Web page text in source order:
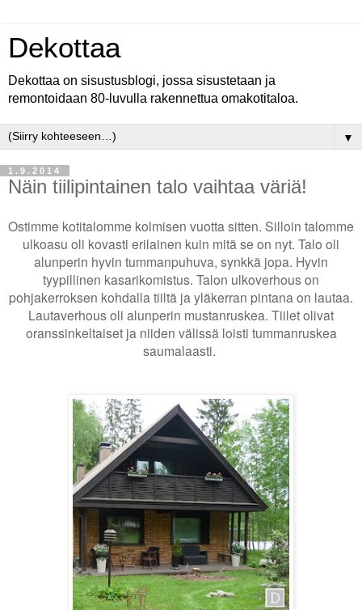
Dekottaa
Dekottaa on sisustusblogi, jossa sisustetaan ja
remontoidaan 80-luvulla rakennettua omakotitaloa.
▼
1.9.2014
Näin tiilipintainen talo vaihtaa väriä!
Ostimme kotitalomme kolmisen vuotta sitten. Silloin talomme
ulkoasu oli kovasti erilainen kuin mitä se on nyt. Talo oli
alunperin hyvin tummanpuhuva, synkkä jopa. Hyvin
tyypillinen kasarikomistus. Talon ulkoverhous on
pohjakerroksen kohdalla tiiltä ja yläkerran pintana on lautaa.
Lautaverhous oli alunperin mustanruskea. Tiilet olivat
oranssinkeltaiset ja niiden välissä loisti tummanruskea
saumalaasti.